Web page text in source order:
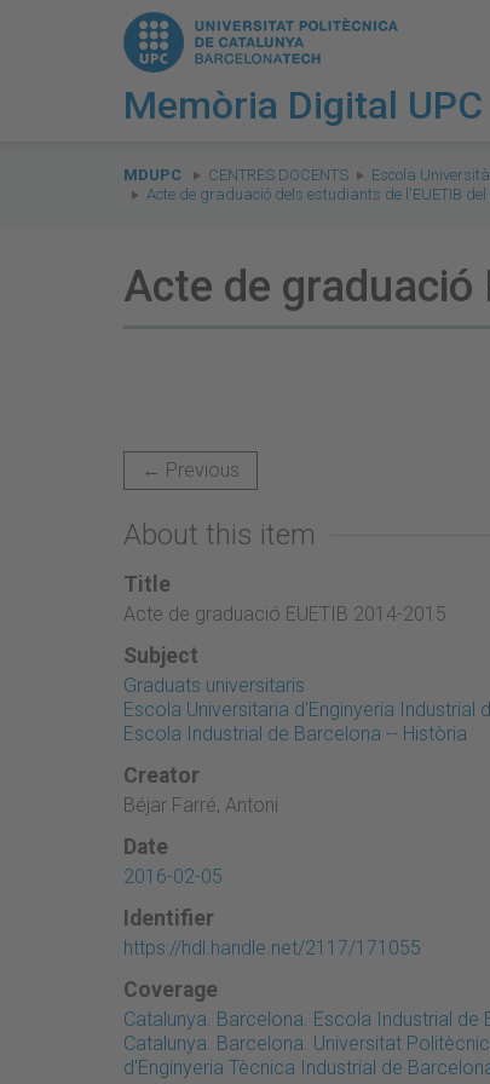
Memòria Digital UPC
are
here:
MDUPC CENTRES DOCENTS Escola
Acte de graduació dels estudiants de l'EUETIB
Acte de graduació
← Previous
About this item
Title
Acte de graduació EUETIB 2014-2015
Subject
Graduats universitaris
Escola Universitaria d'Enginyeria Industrial
Escola Industrial de Barcelona -- Història
Creator
Béjar Farré, Antoni
Date
2016-02-05
Identifier
https://hdl.handle.net/2117/171055
Coverage
Catalunya. Barcelona. Escola Industrial de
Catalunya. Barcelona. Universitat
d'Enginyeria Tècnica Industrial de